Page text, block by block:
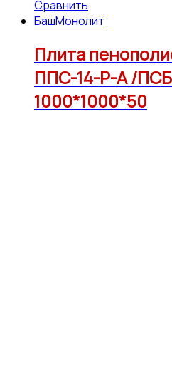
Сравнить
БашМонолит
Плита
ППС-14-Р-А /
1000*1000*50